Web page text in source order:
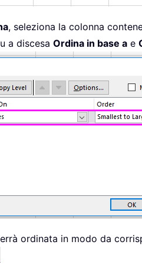
, seleziona la colonna
a discesa Ordina in base a e
ordinata in modo da